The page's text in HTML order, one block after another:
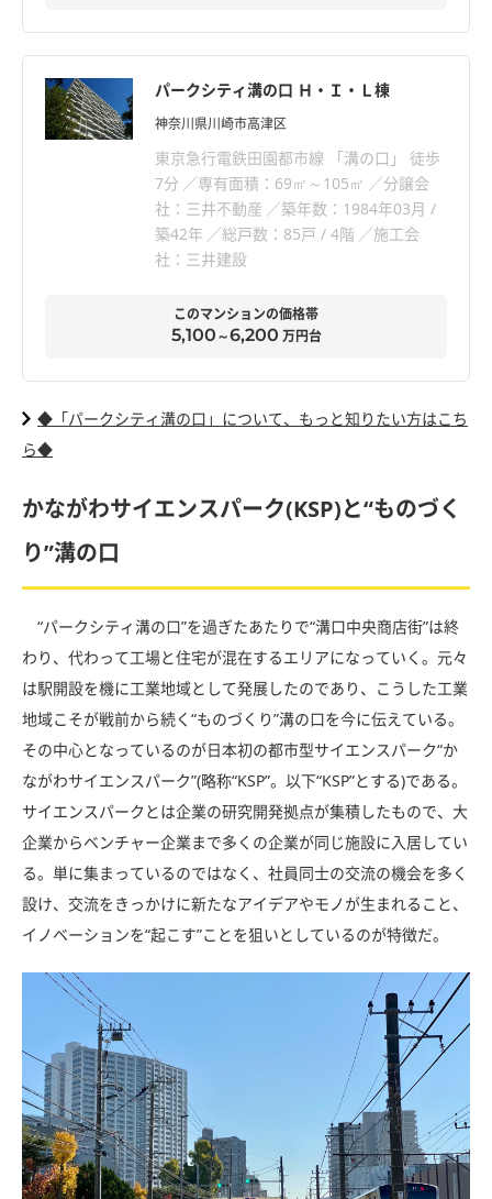
パークシティ溝の口 Ｈ・Ｉ・Ｌ棟
神奈川県川崎市高津区
東京急行電鉄田園都市線 「溝の口」 徒歩
7分
専有面積：69㎡～105㎡
分譲会
社：三井不動産
築年数：1984年03月 /
築42年
総戸数：85戸 / 4階
施工会
社：三井建設
このマンションの価格帯
5,100～6,200 万円台
◆「パークシティ溝の口」について、もっと知りたい方はこち
ら◆
かながわサイエンスパーク(KSP)と“ものづく
り”溝の口
“パークシティ溝の口”を過ぎたあたりで“溝口中央商店街”は終
わり、代わって工場と住宅が混在するエリアになっていく。元々
は駅開設を機に工業地域として発展したのであり、こうした工業
地域こそが戦前から続く“ものづくり”溝の口を今に伝えている。
その中心となっているのが日本初の都市型サイエンスパーク“か
ながわサイエンスパーク”(略称“KSP”。以下“KSP”とする)である。
サイエンスパークとは企業の研究開発拠点が集積したもので、大
企業からベンチャー企業まで多くの企業が同じ施設に入居してい
る。単に集まっているのではなく、社員同士の交流の機会を多く
設け、交流をきっかけに新たなアイデアやモノが生まれること、
イノベーションを“起こす”ことを狙いとしているのが特徴だ。